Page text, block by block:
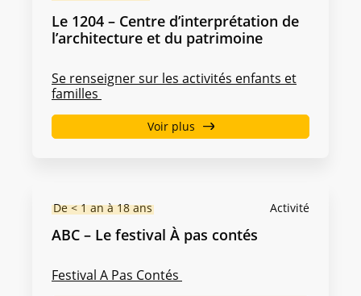
Le 1204 – Centre d’interprétation de
l’architecture et du patrimoine
Se renseigner sur les activités enfants et
familles
Voir plus
Activité
De < 1 an à 18 ans
ABC – Le festival À pas contés
Festival A Pas Contés